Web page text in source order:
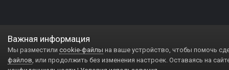
Важная информация
Мы разместили cookie-файлы на ваше устройство, чтобы помочь
файлов, или продолжить без изменения настроек. Оставаясь на